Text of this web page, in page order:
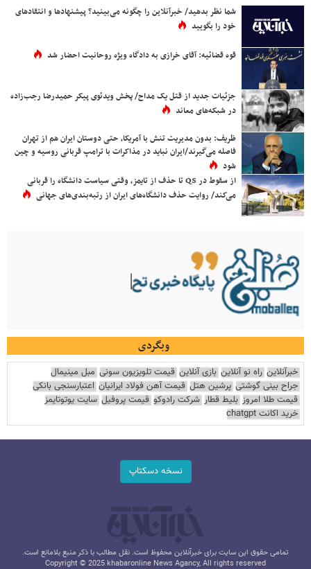
شما نظر بدهید/ خبرآنلاین را چگونه می‌بینید؟ پیشنهادها و انتقادهای
خود را بگویید
قوه قضائیه: آقای خرازی به دادگاه ویژه روحانیت احضار شد
جزئیات جدید از قتل یک مداح/ پخش ویدئوی پیکر حمیدرضا رجب‌زاده
در شبکه‌های معاند
ظریف: بدون مدیریت تنش با آمریکا، حتی دوستان ایران هم از تهران
فاصله می‌گیرند/ایران نباید در مذاکرات با ترامپ قربانی روسیه و چین
شود
از سقوط در QS تا حذف از تایمز، وقتی سیاست دانشگاه را قربانی
می‌کند/ روایت حذف دانشگاه‌های ایران از رتبه‌بندی‌های جهانی
وبگردی
خبرآنلاین راه نو آنلاین بازی آنلاین قیمت تلویزیون سونی مبل مینیمال
جراح بینی گوشتی پرشین هتل قیمت آهن فولاد ایرانیان اعتبارسنجی بانکی
قیمت طلا امروز بلیط قطار شرکت رادوکو قیمت پروفیل سایت یوتوتایمز
خرید اکانت chatgpt
نسخه دسکتاپ
تمامی حقوق این سایت برای خبرآنلاین محفوظ است. نقل مطالب با ذکر منبع بلامانع است.
Copyright © 2025 khabaronline News Agancy, All rights reserved